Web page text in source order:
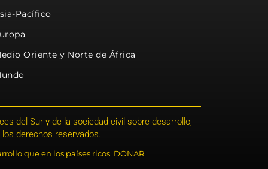
Pacífico
Oriente y Norte de África
del Sur y de la sociedad civil sobre desarrollo,
derechos reservados.
que en los países ricos. DONAR